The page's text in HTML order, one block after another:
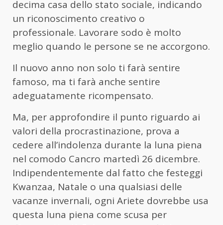
decima casa dello stato sociale, indicando
un riconoscimento creativo o
professionale. Lavorare sodo è molto
meglio quando le persone se ne accorgono.
Il nuovo anno non solo ti farà sentire
famoso, ma ti farà anche sentire
adeguatamente ricompensato.
Ma, per approfondire il punto riguardo ai
valori della procrastinazione, prova a
cedere all’indolenza durante la luna piena
nel comodo Cancro martedì 26 dicembre.
Indipendentemente dal fatto che festeggi
Kwanzaa, Natale o una qualsiasi delle
vacanze invernali, ogni Ariete dovrebbe usa
questa luna piena come scusa per